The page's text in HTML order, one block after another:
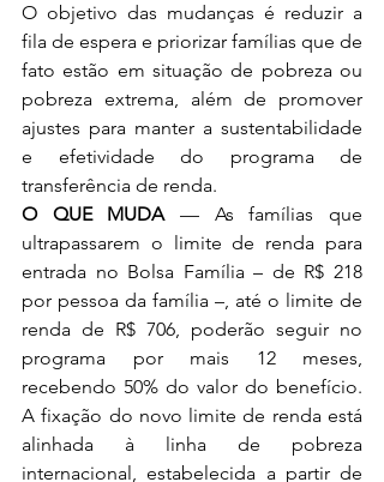
O objetivo das mudanças é reduzir a
fila de espera e priorizar famílias que de
fato estão em situação de pobreza ou
pobreza extrema, além de promover
ajustes para manter a sustentabilidade
e efetividade do programa de
transferência de renda.
O QUE MUDA — As famílias que
ultrapassarem o limite de renda para
entrada no Bolsa Família – de R$ 218
por pessoa da família –, até o limite de
renda de R$ 706, poderão seguir no
programa por mais 12 meses,
recebendo 50% do valor do benefício.
A fixação do novo limite de renda está
alinhada à linha de pobreza
internacional, estabelecida a partir de